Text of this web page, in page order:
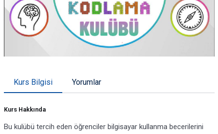
Kurs Bilgisi Yorumlar
Kurs Hakkında
Bu kulübü tercih eden öğrenciler bilgisayar kullanma becerilerini